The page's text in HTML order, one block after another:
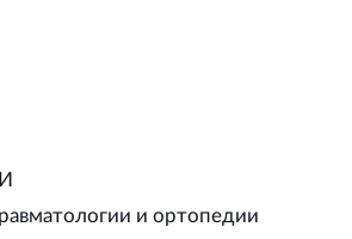
и ортопедии